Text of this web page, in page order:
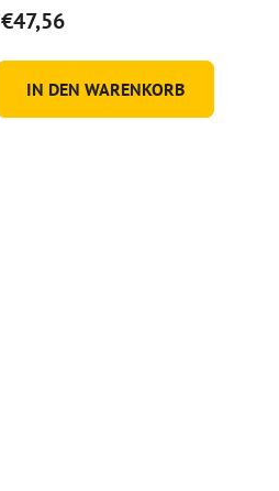
€47,56
IN DEN WARENKORB